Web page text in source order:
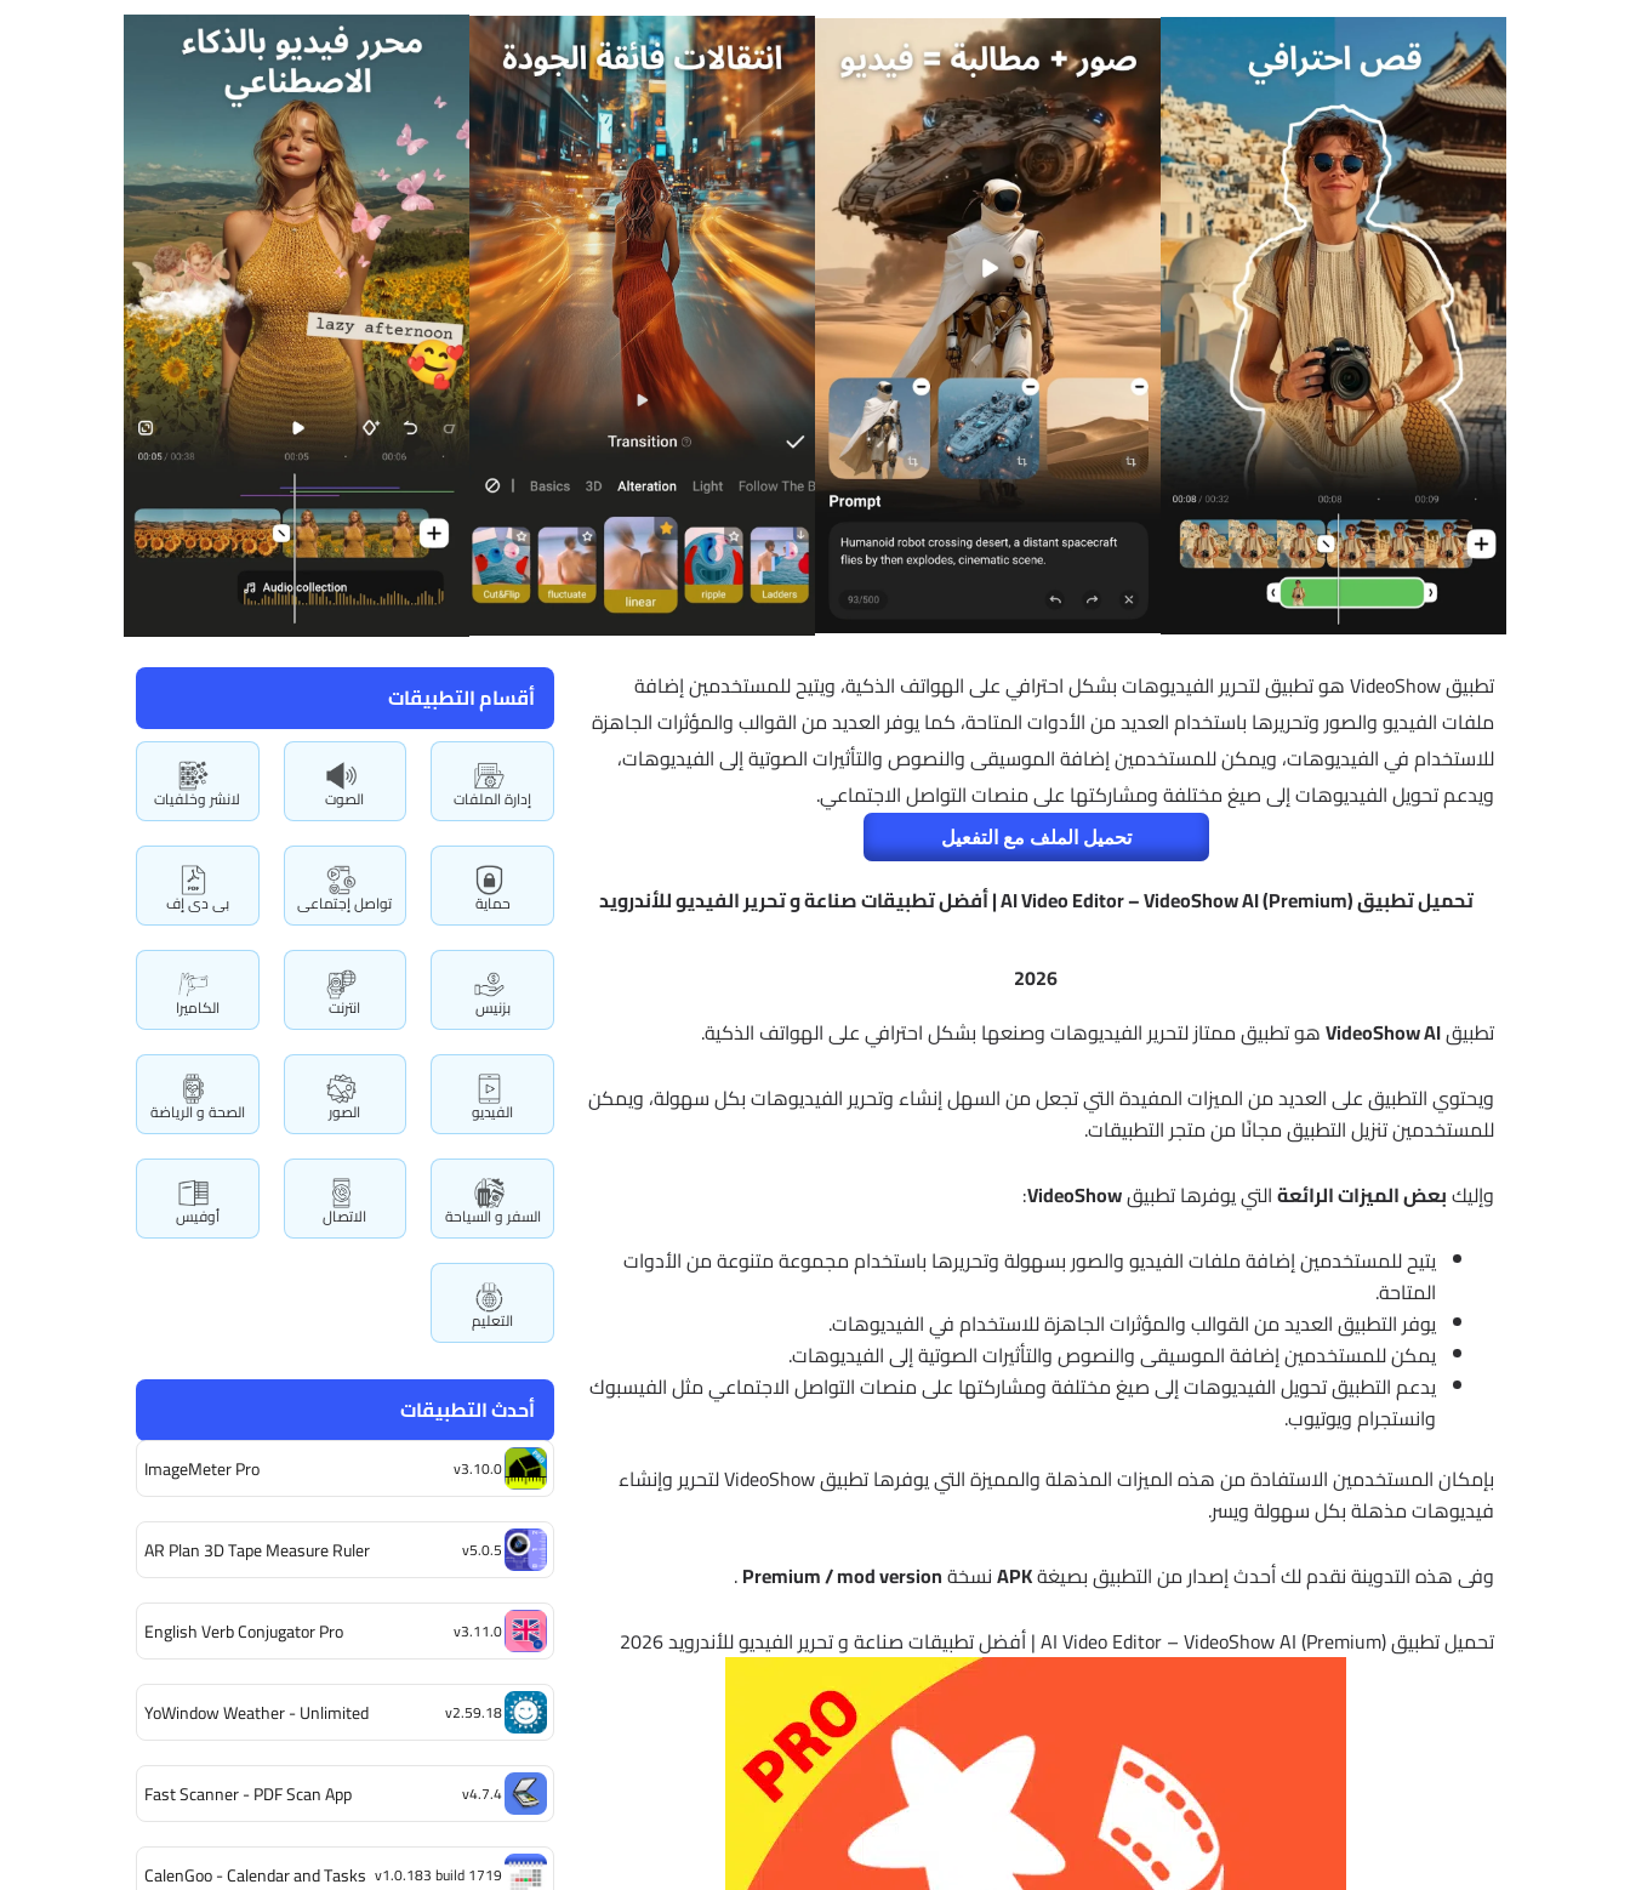
أقسام التطبيقات
إدارة الملفات الصوت لانشر وخلفيات
حماية تواصل إجتماعى بى دى إف
بزنيس انترنت الكاميرا
الفيديو الصور الصحة و الرياضة
السفر و السياحة الاتصال أوفيس
التعليم
أحدث التطبيقات
ImageMeter Pro v3.10.0
AR Plan 3D Tape Measure Ruler v5.0.5
English Verb Conjugator Pro v3.11.0
YoWindow Weather - Unlimited v2.59.18
Fast Scanner - PDF Scan App v4.7.4
CalenGoo - Calendar and Tasks v1.0.183 build 1719
تطبيق VideoShow هو تطبيق لتحرير الفيديوهات بشكل احترافي على الهواتف الذكية، ويتيح للمستخدمين إضافة
ملفات الفيديو والصور وتحريرها باستخدام العديد من الأدوات المتاحة، كما يوفر العديد من القوالب والمؤثرات الجاهزة
للاستخدام في الفيديوهات، ويمكن للمستخدمين إضافة الموسيقى والنصوص والتأثيرات الصوتية إلى الفيديوهات،
ويدعم تحويل الفيديوهات إلى صيغ مختلفة ومشاركتها على منصات التواصل الاجتماعي.
تحميل الملف مع التفعيل
تحميل تطبيق AI Video Editor – VideoShow AI (Premium) | أفضل تطبيقات صناعة و تحرير الفيديو للأندرويد
2026
تطبيقVideoShow AIهو تطبيق ممتاز لتحرير الفيديوهات وصنعها بشكل احترافي على الهواتف الذكية.
ويحتوي التطبيق على العديد من الميزات المفيدة التي تجعل من السهل إنشاء وتحرير الفيديوهات بكل سهولة، ويمكن
للمستخدمين تنزيل التطبيق مجانًا من متجر التطبيقات.
وإليكبعض الميزات الرائعةالتي يوفرها تطبيقVideoShow
:
يتيح للمستخدمين إضافة ملفات الفيديو والصور بسهولة وتحريرها باستخدام مجموعة متنوعة من الأدوات
المتاحة.
يوفر التطبيق العديد من القوالب والمؤثرات الجاهزة للاستخدام في الفيديوهات.
يمكن للمستخدمين إضافة الموسيقى والنصوص والتأثيرات الصوتية إلى الفيديوهات.
يدعم التطبيق تحويل الفيديوهات إلى صيغ مختلفة ومشاركتها على منصات التواصل الاجتماعي مثل الفيسبوك
وانستجرام ويوتيوب.
بإمكان المستخدمين الاستفادة من هذه الميزات المذهلة والمميزة التي يوفرها تطبيق VideoShow لتحرير وإنشاء
فيديوهات مذهلة بكل سهولة ويسر.
وفى هذه التدوينة نقدم لك أحدث إصدار من التطبيق بصيغةAPKنسخةPremium / mod version
.
تحميل تطبيق AI Video Editor – VideoShow AI (Premium) | أفضل تطبيقات صناعة و تحرير الفيديو للأندرويد 2026